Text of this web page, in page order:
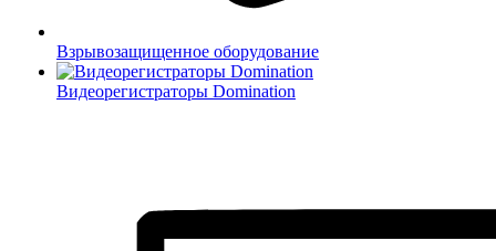
Взрывозащищенное оборудование
Видеорегистраторы Domination